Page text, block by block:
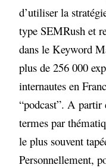
d’utiliser la
type SEMRush et
dans le Keyword
plus de 256 000
internautes en
“podcast”. A partir
termes par
le plus souvent
Personnellement,